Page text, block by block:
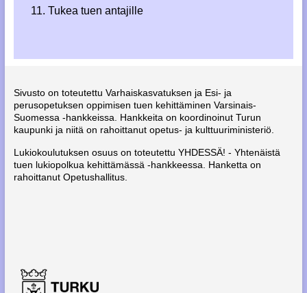
Tukea tuen antajille
Sivusto on toteutettu Varhaiskasvatuksen ja Esi- ja
perusopetuksen oppimisen tuen kehittäminen Varsinais-
Suomessa -hankkeissa. Hankkeita on koordinoinut Turun
kaupunki ja niitä on rahoittanut opetus- ja kulttuuriministeriö.
Lukiokoulutuksen osuus on toteutettu YHDESSÄ! - Yhtenäistä
tuen lukiopolkua kehittämässä -hankkeessa. Hanketta on
rahoittanut Opetushallitus.